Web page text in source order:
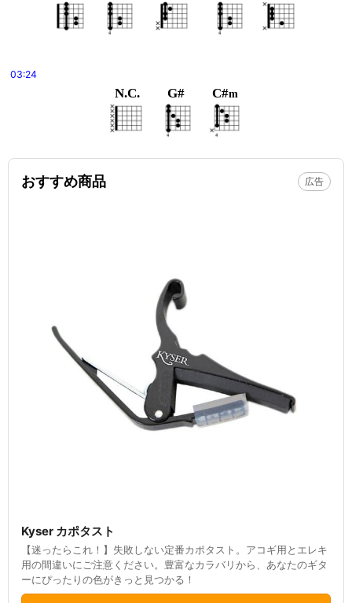
03:24
N.C. G# C#m
おすすめ商品 広告
Kyser カポタスト
【迷ったらこれ！】失敗しない定番カポタスト。アコギ用とエレキ
用の間違いにご注意ください。豊富なカラバリから、あなたのギタ
ーにぴったりの色がきっと見つかる！